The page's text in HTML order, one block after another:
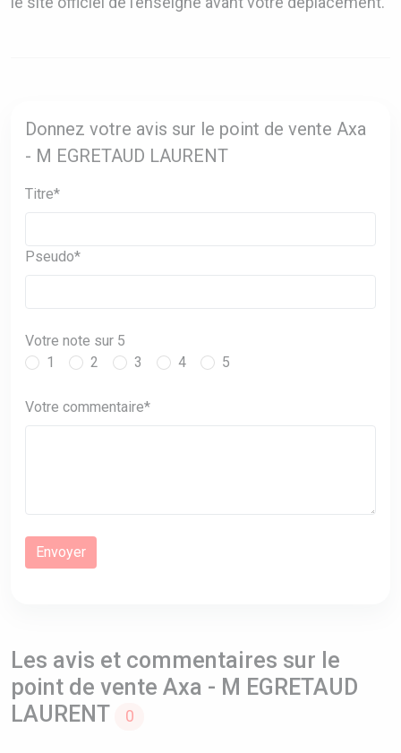
Donnez votre avis sur le point de vente Axa
- M EGRETAUD LAURENT
Titre*
Pseudo*
Votre note sur 5
1
2 3 4 5
Votre commentaire*
Les avis et commentaires sur le
point de vente Axa - M EGRETAUD
LAURENT
0